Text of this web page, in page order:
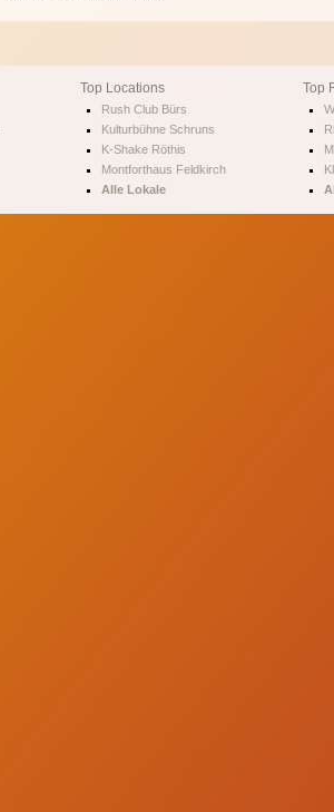
Top Locations
Rush Club Bürs
Kulturbühne Schruns
K-Shake Röthis
Montforthaus Feldkirch
Alle Lokale
Top